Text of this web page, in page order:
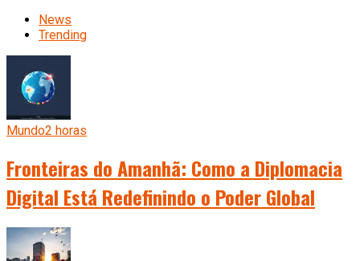
News
Trending
Mundo2 horas
Fronteiras do Amanhã: Como a Diplomacia
Digital Está Redefinindo o Poder Global